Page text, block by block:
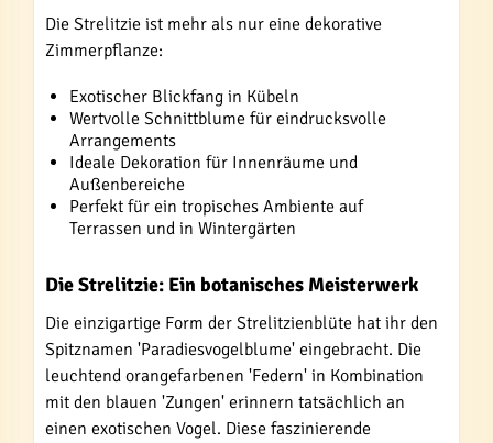
Die Strelitzie ist mehr als nur eine dekorative
Zimmerpflanze:
Exotischer Blickfang in Kübeln
Wertvolle Schnittblume für eindrucksvolle
Arrangements
Ideale Dekoration für Innenräume und
Außenbereiche
Perfekt für ein tropisches Ambiente auf
Terrassen und in Wintergärten
Die Strelitzie: Ein botanisches Meisterwerk
Die einzigartige Form der Strelitzienblüte hat ihr den
Spitznamen 'Paradiesvogelblume' eingebracht. Die
leuchtend orangefarbenen 'Federn' in Kombination
mit den blauen 'Zungen' erinnern tatsächlich an
einen exotischen Vogel. Diese faszinierende